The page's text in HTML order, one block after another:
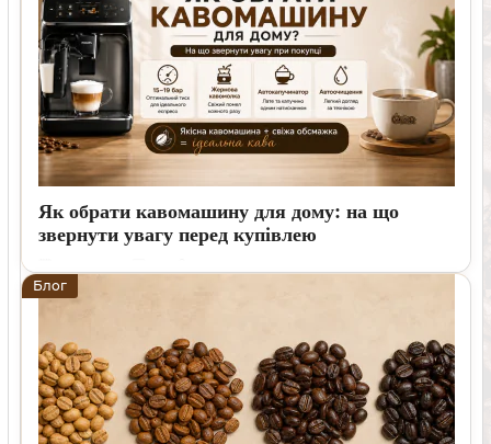
Як обрати кавомашину для дому: на що
звернути увагу перед купівлею
Пояснюємо, як обрати кавомашину для дому, на які функції
Блог